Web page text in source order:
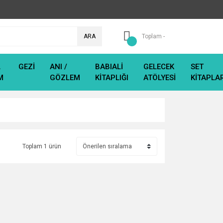
ARA Toplam -
GEZİ
ANI /
GÖZLEM
BABIALİ
KİTAPLIĞI
GELECEK
ATÖLYESİ
SET
Toplam 1 ürün